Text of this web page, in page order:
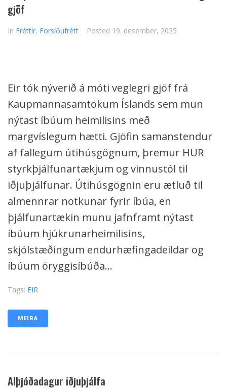
gjöf
In Fréttir, Forsíðufrétt Posted 19. desember, 2025
Eir tók nýverið á móti veglegri gjöf frá
Kaupmannasamtökum Íslands sem mun
nýtast íbúum heimilisins með
margvíslegum hætti. Gjöfin samanstendur
af fallegum útihúsgögnum, þremur HUR
styrkþjálfunartækjum og vinnustól til
iðjuþjálfunar. Útihúsgögnin eru ætluð til
almennrar notkunar fyrir íbúa, en
þjálfunartækin munu jafnframt nýtast
íbúum hjúkrunarheimilisins,
skjólstæðingum endurhæfingadeildar og
íbúum öryggisíbúða...
Tags: EIR
MEIRA
Alþjóðadagur iðjuþjálfa